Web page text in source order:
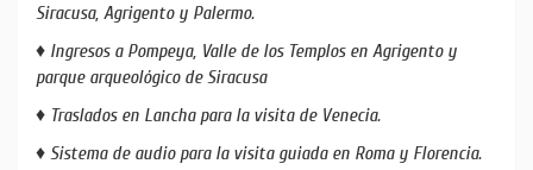
Siracusa, Agrigento y Palermo.
♦ Ingresos a Pompeya, Valle de los Templos en Agrigento y
parque arqueológico de Siracusa
♦ Traslados en Lancha para la visita de Venecia.
♦ Sistema de audio para la visita guiada en Roma y Florencia.